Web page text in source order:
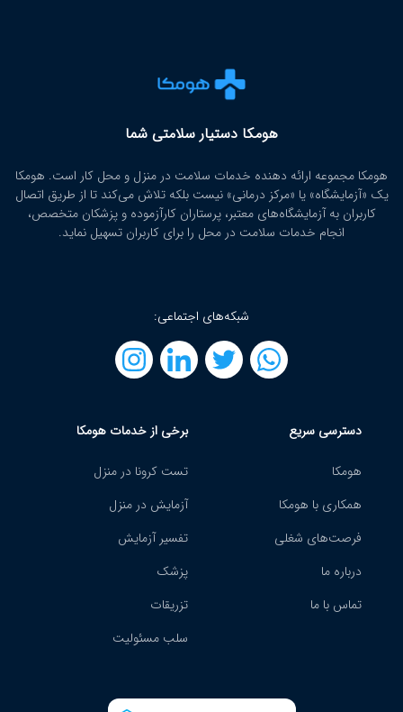
هومکا دستیار سلامتی شما
هومکا مجموعه ارائه‌ دهنده خدمات سلامت در منزل و محل کار است. هومکا
یک «آزمایشگاه» یا «مرکز درمانی» نیست بلکه تلاش می‌کند تا از طریق اتصال
کاربران به آزمایشگاه‌های معتبر، پرستاران کارآزموده و پزشکان متخصص،
انجام خدمات سلامت در محل را برای کاربران تسهیل نماید.
شبکه‌های اجتماعی:
دسترسی سریع
هومکا
همکاری با هومکا
فرصت‌های شغلی
درباره ما
تماس با ما
برخی از خدمات هومکا
تست کرونا در منزل
آزمایش در منزل
تفسیر آزمایش
پزشک
تزریقات
سلب مسئولیت